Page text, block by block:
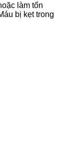
làm tổn
bị kẹt trong